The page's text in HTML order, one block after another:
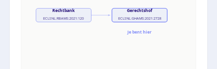
Rechtbank
ECLI:NL:RBAMS:2021:120
Gerechtshof
ECLI:NL:GHAMS:2021:2728
Je bent hier